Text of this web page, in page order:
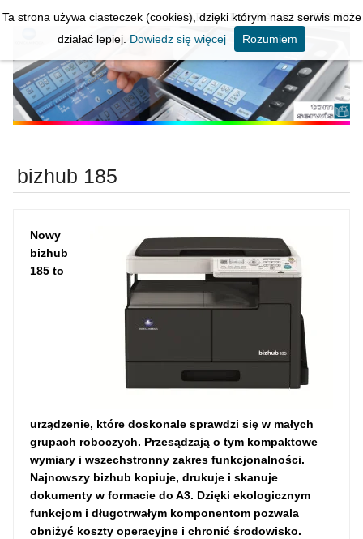
KOPIARKI * DRUKARKI * SERWIS
bizhub 185
Nowy
bizhub
185 to
urządzenie, które doskonale sprawdzi się w małych
grupach roboczych. Przesądzają o tym kompaktowe
wymiary i wszechstronny zakres funkcjonalności.
Najnowszy bizhub kopiuje, drukuje i skanuje
dokumenty w formacie do A3. Dzięki ekologicznym
funkcjom i długotrwałym komponentom pozwala
obniżyć koszty operacyjne i chronić środowisko.
Ta strona używa ciasteczek (cookies), dzięki którym nasz serwis może
działać lepiej. Dowiedz się więcej Rozumiem